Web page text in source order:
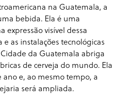
na Guatemala, a
bebida. Ela é uma
expressão visível dessa
as instalações tecnológicas
da Guatemala abriga
de cerveja do mundo. Ela
e, ao mesmo tempo, a
será ampliada.